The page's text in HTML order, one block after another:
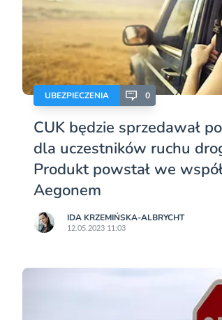
UBEZPIECZENIA 0
CUK będzie sprzedawał
dla uczestników ruchu
Produkt powstał we
Aegonem
IDA KRZEMIŃSKA-ALBRYCHT
12.05.2023 11:03